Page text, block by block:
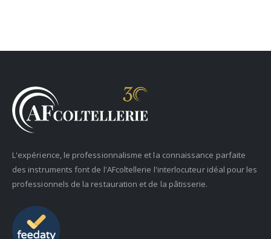
L'expérience, le professionnalisme et la connaissance parfaite
des instruments font de l'AFcoltellerie l'interlocuteur idéal pour les
professionnels de la restauration et de la pâtisserie.